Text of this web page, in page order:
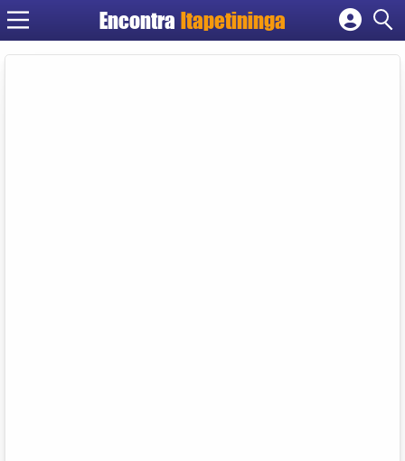
Encontra Itapetininga
Cadastrar empresa